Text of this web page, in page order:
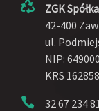
ZGK
42-400
ul.
NIP:
KRS 162858
32 67 234 81